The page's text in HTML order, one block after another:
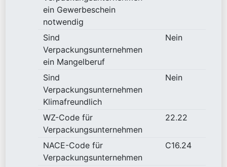
ein Gewerbeschein
notwendig
Sind
Verpackungsunternehmen
ein Mangelberuf
Nein
Sind
Verpackungsunternehmen
Klimafreundlich
Nein
WZ-Code für
Verpackungsunternehmen
22.22
NACE-Code für
Verpackungsunternehmen
C16.24